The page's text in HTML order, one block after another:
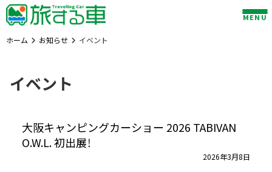
Skip
to
content
MENU
ホーム お知らせ イベント
イベント
大阪キャンピングカーショー 2026 TABIVAN
O.W.L. 初出展！
2026年3月8日